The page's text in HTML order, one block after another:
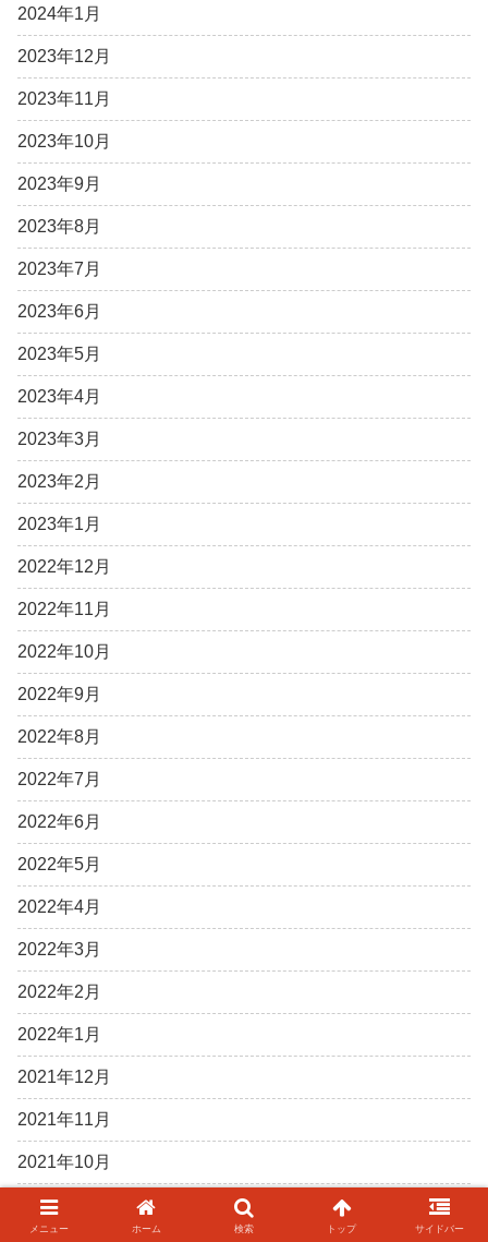
2024年1月
2023年12月
2023年11月
2023年10月
2023年9月
2023年8月
2023年7月
2023年6月
2023年5月
2023年4月
2023年3月
2023年2月
2023年1月
2022年12月
2022年11月
2022年10月
2022年9月
2022年8月
2022年7月
2022年6月
2022年5月
2022年4月
2022年3月
2022年2月
2022年1月
2021年12月
2021年11月
2021年10月
2021年9月
メニュー ホーム 検索 トップ サイドバー